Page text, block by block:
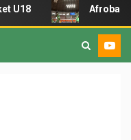
Afrobasket U18